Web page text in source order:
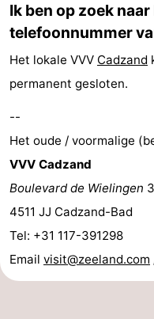
Ik ben op zoek
telefoonnummer
Het lokale VVV Cadzand
permanent gesloten.
--
Het oude / voormalige
VVV Cadzand
Boulevard de Wielingen
4511 JJ Cadzand-Bad
Tel: +31 117-391298
Email visit@zeeland.com